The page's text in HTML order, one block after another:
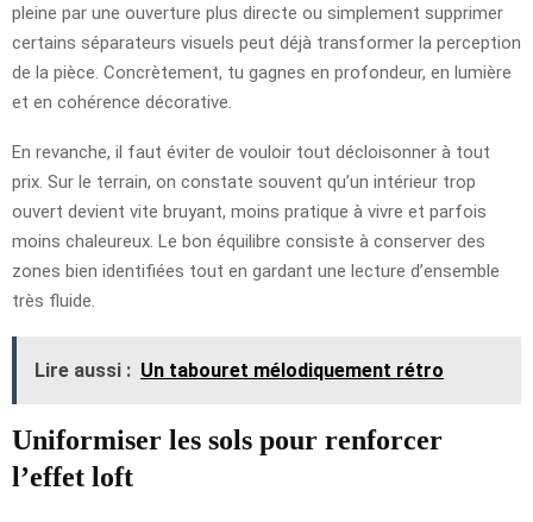
pleine par une ouverture plus directe ou simplement supprimer
certains séparateurs visuels peut déjà transformer la perception
de la pièce. Concrètement, tu gagnes en profondeur, en lumière
et en cohérence décorative.
En revanche, il faut éviter de vouloir tout décloisonner à tout
prix. Sur le terrain, on constate souvent qu’un intérieur trop
ouvert devient vite bruyant, moins pratique à vivre et parfois
moins chaleureux. Le bon équilibre consiste à conserver des
zones bien identifiées tout en gardant une lecture d’ensemble
très fluide.
Lire aussi : Un tabouret mélodiquement rétro
Uniformiser les sols pour renforcer
l’effet loft